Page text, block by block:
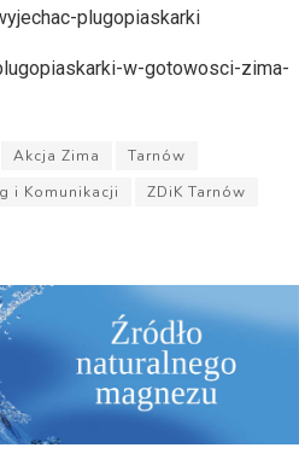
plugopiaskarki
w-gotowosci-zima-
Akcja Zima
Tarnów
i Komunikacji
ZDiK Tarnów